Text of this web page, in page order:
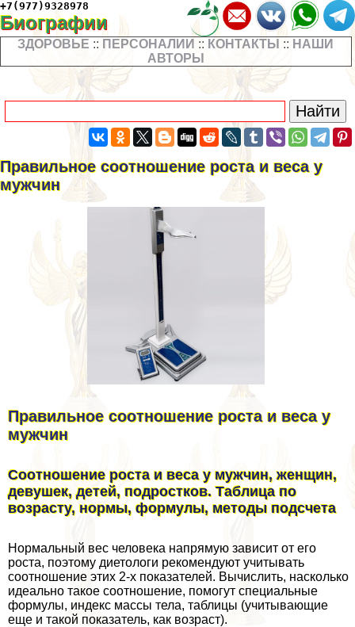
+7(977)9328978
Биографии
ЗДОРОВЬЕ :: ПЕРСОНАЛИИ :: КОНТАКТЫ :: НАШИ
АВТОРЫ
Правильное соотношение роста и веса у
мужчин
Правильное соотношение роста и веса у
мужчин
Соотношение роста и веса у мужчин, женщин,
дeвyшек, детей, подростков. Таблица по
возрасту, нормы, формулы, методы подсчета
Нормальный вес человека напрямую зависит от его
роста, поэтому диетологи рекомендуют учитывать
соотношение этих 2-х показателей. Вычислить, насколько
идеально такое соотношение, помогут специальные
формулы, индекс массы тела, таблицы (учитывающие
еще и такой показатель, как возраст).